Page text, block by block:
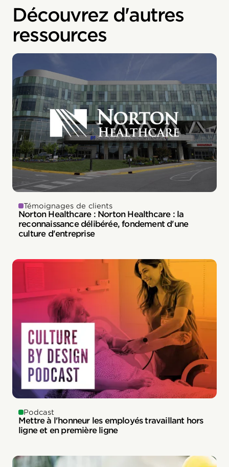
Découvrez d'autres
ressources
Témoignages de clients
Norton Healthcare : Norton Healthcare : la
reconnaissance délibérée, fondement d'une
culture d'entreprise
Podcast
Mettre à l'honneur les employés travaillant hors
ligne et en première ligne